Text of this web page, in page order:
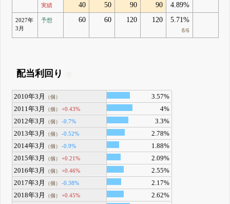
実績 40 50 90 90 4.89%
2027年
3月
予想 60 60 120 120 5.71%
8/6
配当利回り
2010年3月 （個）
3.57%
2011年3月
（個） +0.43%
4%
2012年3月
（個） -0.7%
3.3%
2013年3月
（個） -0.52%
2.78%
2014年3月
（個） -0.9%
1.88%
2015年3月
（個） +0.21%
2.09%
2016年3月
（個） +0.46%
2.55%
2017年3月
（個） -0.38%
2.17%
2018年3月
（個） +0.45%
2.62%